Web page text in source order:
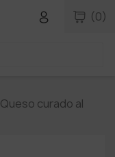
(0)
Queso curado al